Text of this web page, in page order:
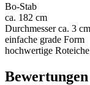
Bo-Stab
ca. 182 cm
Durchmesser ca. 3 cm
einfache grade Form
hochwertige Roteiche
Bewertungen